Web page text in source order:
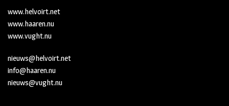
www.helvoirt.net
www.haaren.nu
www.vught.nu
nieuws@helvoirt.net
info@haaren.nu
nieuws@vught.nu